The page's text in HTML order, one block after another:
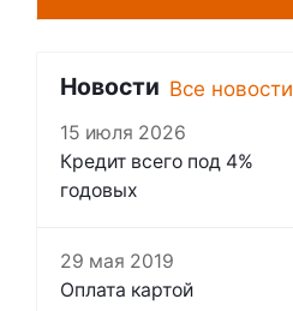
Новости Все новости
15 июля 2026
Кредит всего под 4%
годовых
29 мая 2019
Оплата картой